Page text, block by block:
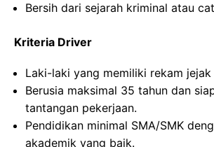
Bersih dari sejarah kriminal atau
Kriteria Driver
Laki-laki yang memiliki rekam
Berusia maksimal 35 tahun dan
tantangan pekerjaan.
Pendidikan minimal SMA/SMK
akademik yang baik.